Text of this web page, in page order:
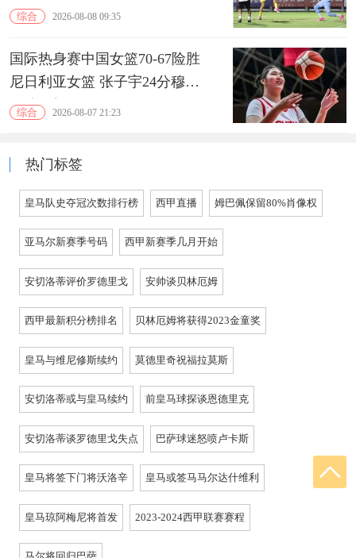
综合 2026-08-08 09:35
国际热身赛中国女篮70-67险胜
尼日利亚女篮 张子宇24分穆萨
15分10板
综合 2026-08-07 21:23
热门标签
皇马队史夺冠次数排行榜 西甲直播 姆巴佩保留80%肖像权
亚马尔新赛季号码 西甲新赛季几月开始
安切洛蒂评价罗德里戈 安帅谈贝林厄姆
西甲最新积分榜排名 贝林厄姆将获得2023金童奖
皇马与维尼修斯续约 莫德里奇祝福拉莫斯
安切洛蒂或与皇马续约 前皇马球探谈恩德里克
安切洛蒂谈罗德里戈失点 巴萨球迷怒喷卢卡斯
皇马将签下门将沃洛辛 皇马或签马马尔达什维利
皇马琼阿梅尼将首发 2023-2024西甲联赛赛程